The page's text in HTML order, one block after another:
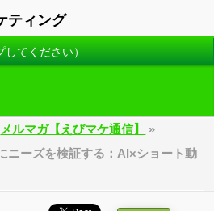
ティング
てください）
メルマガ【えびマケ通信】
»
ニーズを検証する：AI×ショート動